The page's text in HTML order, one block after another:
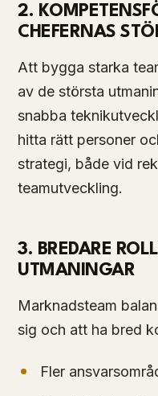
2.
CHEFERNAS
Att bygga starka
av de största
snabba
hitta rätt personer
strategi, både vid
teamutveckling.
3. BREDARE
UTMANINGAR
Marknadsteam
sig och att ha bred
Fler